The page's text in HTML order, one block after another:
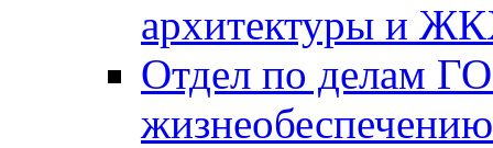
архитектуры и
Отдел по делам